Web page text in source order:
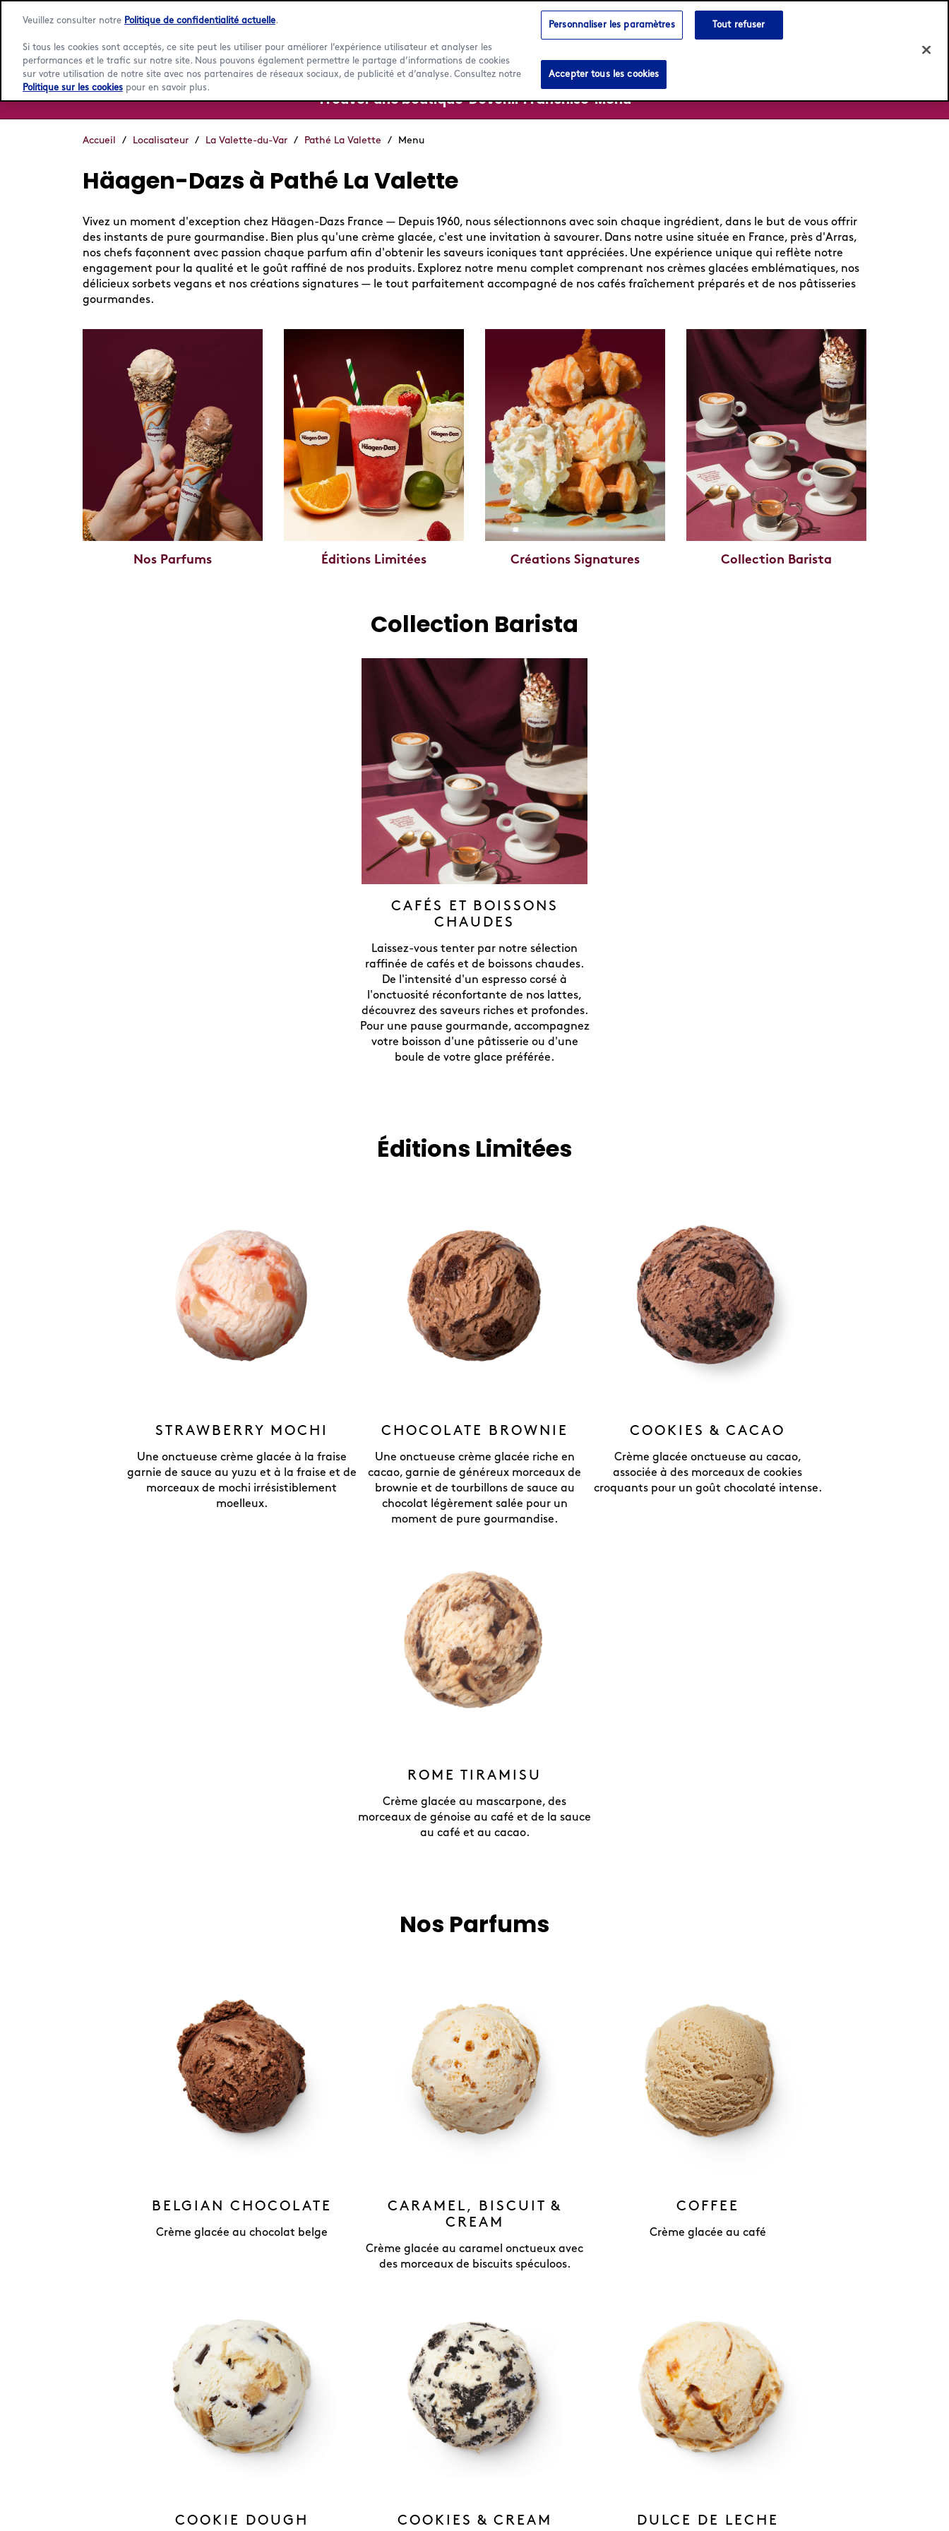
Trouver une boutique Devenir Franchisé Menu
Accueil / Localisateur / La Valette-du-Var / Pathé La Valette / Menu
Häagen-Dazs à Pathé La Valette
Vivez un moment d'exception chez Häagen-Dazs France — Depuis 1960, nous sélectionnons avec soin chaque ingrédient, dans le but de vous offrir
des instants de pure gourmandise. Bien plus qu'une crème glacée, c'est une invitation à savourer. Dans notre usine située en France, près d'Arras,
nos chefs façonnent avec passion chaque parfum afin d'obtenir les saveurs iconiques tant appréciées. Une expérience unique qui reflète notre
engagement pour la qualité et le goût raffiné de nos produits. Explorez notre menu complet comprenant nos crèmes glacées emblématiques, nos
délicieux sorbets vegans et nos créations signatures — le tout parfaitement accompagné de nos cafés fraîchement préparés et de nos pâtisseries
gourmandes.
Nos Parfums Éditions Limitées Créations Signatures Collection Barista
Collection Barista
CAFÉS ET BOISSONS
CHAUDES
Laissez-vous tenter par notre sélection
raffinée de cafés et de boissons chaudes.
De l'intensité d'un espresso corsé à
l'onctuosité réconfortante de nos lattes,
découvrez des saveurs riches et profondes.
Pour une pause gourmande, accompagnez
votre boisson d'une pâtisserie ou d'une
boule de votre glace préférée.
Éditions Limitées
STRAWBERRY MOCHI
Une onctueuse crème glacée à la fraise
garnie de sauce au yuzu et à la fraise et de
morceaux de mochi irrésistiblement
moelleux.
CHOCOLATE BROWNIE
Une onctueuse crème glacée riche en
cacao, garnie de généreux morceaux de
brownie et de tourbillons de sauce au
chocolat légèrement salée pour un
moment de pure gourmandise.
COOKIES & CACAO
Crème glacée onctueuse au cacao,
associée à des morceaux de cookies
croquants pour un goût chocolaté intense.
ROME TIRAMISU
Crème glacée au mascarpone, des
morceaux de génoise au café et de la sauce
au café et au cacao.
Nos Parfums
BELGIAN CHOCOLATE
Crème glacée au chocolat belge
CARAMEL, BISCUIT &
CREAM
Crème glacée au caramel onctueux avec
des morceaux de biscuits spéculoos.
COFFEE
Crème glacée au café
COOKIE DOUGH COOKIES & CREAM DULCE DE LECHE
Veuillez consulter notre Politique de confidentialité actuelle.
Si tous les cookies sont acceptés, ce site peut les utiliser pour améliorer l’expérience utilisateur et analyser les
performances et le trafic sur notre site. Nous pouvons également permettre le partage d’informations de cookies
sur votre utilisation de notre site avec nos partenaires de réseaux sociaux, de publicité et d’analyse. Consultez notre
Politique sur les cookies pour en savoir plus.
Personnaliser les paramètres Tout refuser
Accepter tous les cookies